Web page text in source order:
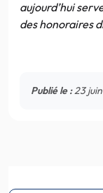
aujourd’hui
des honoraires
Publié le :23